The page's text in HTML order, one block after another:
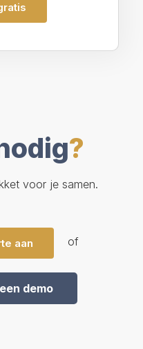
?
voor je samen.
aan of
demo